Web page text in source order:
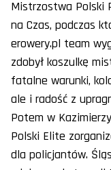
Mistrzostwa Polski
na Czas, podczas
erowery.pl team
zdobył koszulkę
fatalne warunki,
ale i radość z
Potem w
Polski Elite
dla policjantów.